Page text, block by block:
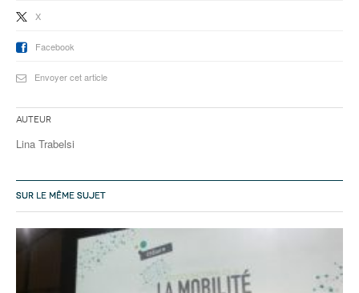
X
Facebook
Envoyer cet article
Auteur
Lina Trabelsi
SUR LE MÊME SUJET